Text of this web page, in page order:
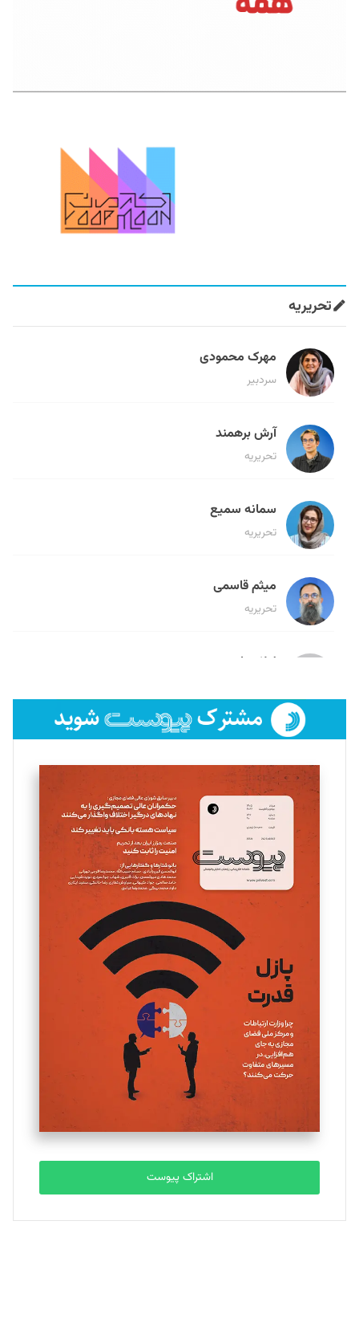
تحریریه
مهرک محمودی
سردبیر
آرش برهمند
تحریریه
سمانه سمیع
تحریریه
میثم قاسمی
تحریریه
لیلا حنارود
فائزه فتحی رستمی
تحریریه
سروش کرمیان
تحریریه
مینا پاکدل
یسنا امان‌پور
تحریریه
ملینا جعفری
تحریریه
مصطفی مسجدی آرانی
تحریریه
بابک نقاش
تحریریه
اشتراک پیوست